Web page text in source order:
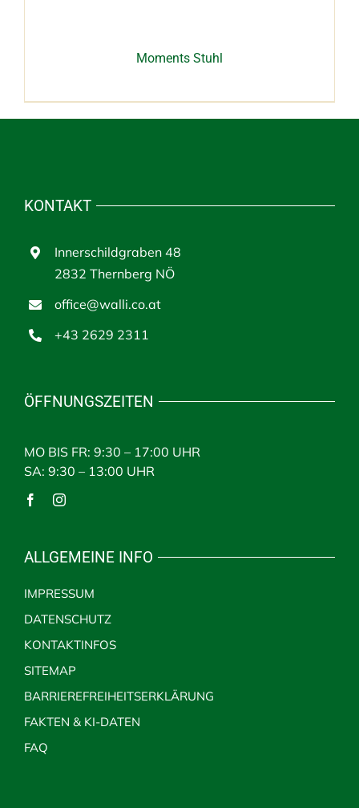
Moments Stuhl
KONTAKT
Innerschildgraben 48
2832 Thernberg NÖ
office@walli.co.at
+43 2629 2311
ÖFFNUNGSZEITEN
MO BIS FR: 9:30 – 17:00 UHR
SA: 9:30 – 13:00 UHR
ALLGEMEINE INFO
IMPRESSUM
DATENSCHUTZ
KONTAKTINFOS
SITEMAP
BARRIEREFREIHEITSERKLÄRUNG
FAKTEN & KI-DATEN
FAQ